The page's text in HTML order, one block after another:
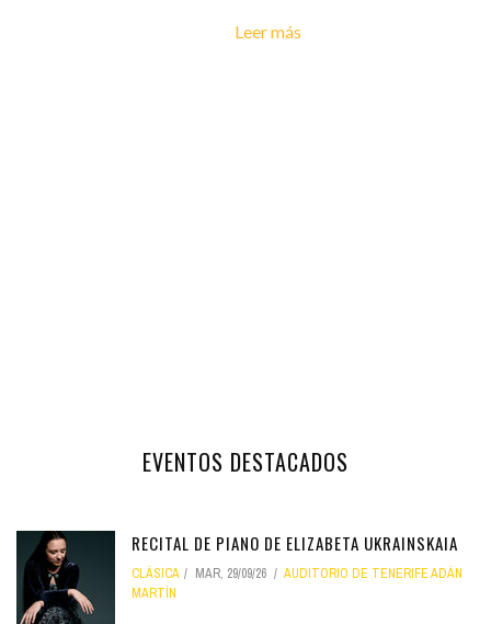
Leer más
EVENTOS DESTACADOS
RECITAL DE PIANO DE ELIZABETA UKRAINSKAIA
CLÁSICA MAR, 29/09/26
AUDITORIO DE TENERIFE ADÁN
MARTÍN